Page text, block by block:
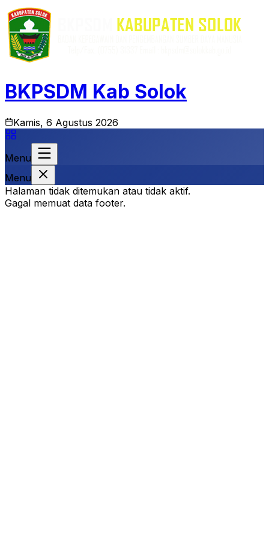
BKPSDM Kab Solok
Kamis, 6 Agustus 2026
Menu
Menu
Halaman tidak ditemukan atau tidak aktif.
Gagal memuat data footer.